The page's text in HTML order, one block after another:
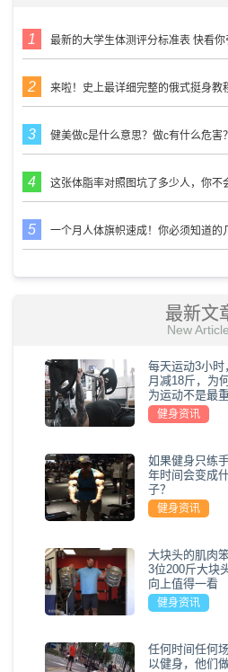
最新的大学生体测评分标准表 快看
来啦！史上最详细完整的俄式挺身教
健美做c是什么意思？做c有什么危害？
这张体脂率对照图坑了多少人，你不
一个月人体旗帜速成！你必须知道的
最新文
New
每天运动3小时
月减18斤，为
为运动不是最
健身资讯
如果健身只练
年时间会变成
子？
健身资讯
大块头的肌肉
3位200斤大块
向上值得一看
健身资讯
任何时间任何
以健身，他们